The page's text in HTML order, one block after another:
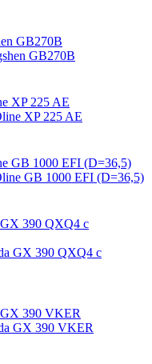
GB270B
XP 225 AE
GB 1000 EFI (D=36,5)
390 QXQ4 с
390 VKER